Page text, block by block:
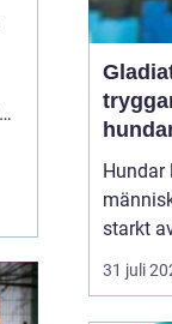
och oro
Hundar
starkt
höga
31 juli